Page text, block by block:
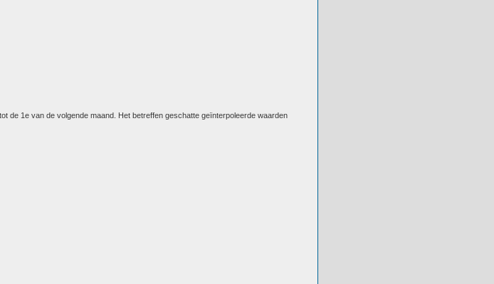
de 1e van de volgende maand. Het betreffen geschatte geïnterpoleerde waarden